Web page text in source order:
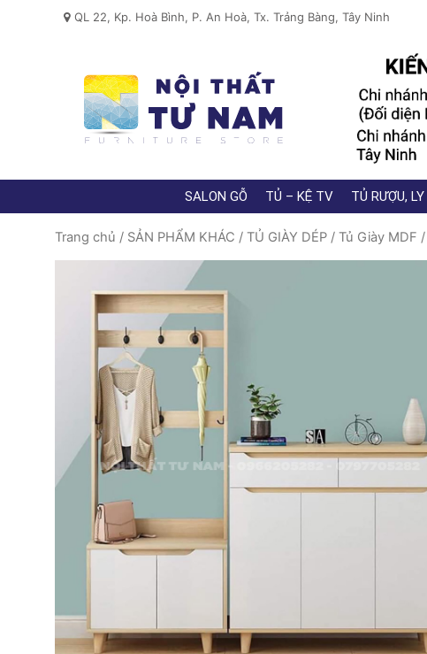
QL 22, Kp. Hoà Bình, P. An Hoà, Tx. Trảng Bàng, Tây Ninh
SALON GỖ TỦ – KỆ TV TỦ RƯỢU, LY
Trang chủ / SẢN PHẨM KHÁC / TỦ GIÀY DÉP / Tủ Giày MDF